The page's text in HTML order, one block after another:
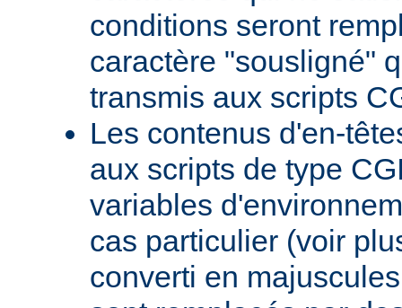
conditions seront
caractère "sousligné"
transmis aux scripts
Les contenus d'en-
aux scripts de type
variables
cas particulier (voir
converti en